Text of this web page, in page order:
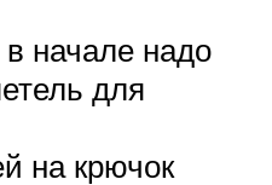
начале надо
для
на крючок